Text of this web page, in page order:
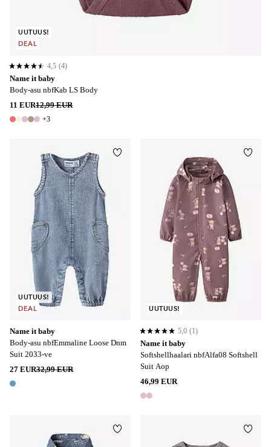
Name it baby
Body-asu nbfKab LS Body
11 EUR12,99 EUR
8 värejä
+3
4,5 perustuen 4 arvosanaan
4,5 (4)
UUTUUS!
DEAL
Name it baby
Body-asu nbfEmmaline Loose Dnm
Suit 2033-ve
27 EUR32,99 EUR
1 väri
UUTUUS!
DEAL
Lisää suosikkeihin
Name it baby
Softshellhaalari nbfAlfa08 Softshell
Suit Aop
46,99 EUR
2 värejä
5,0 perustuen 1 arvosanaan
5,0 (1)
UUTUUS!
62-6874-80
Lisää suosikkeihin